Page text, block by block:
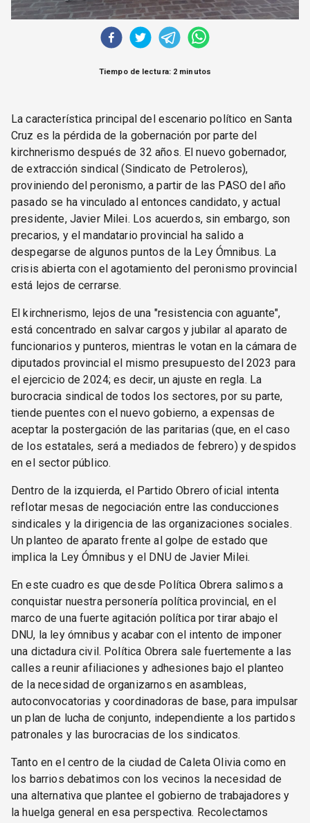
Política Obrera Revista
CONTACTO
Tiempo de lectura: 2 minutos
La característica principal del escenario político en Santa
Cruz es la pérdida de la gobernación por parte del
kirchnerismo después de 32 años. El nuevo gobernador,
de extracción sindical (Sindicato de Petroleros),
proviniendo del peronismo, a partir de las PASO del año
pasado se ha vinculado al entonces candidato, y actual
presidente, Javier Milei. Los acuerdos, sin embargo, son
precarios, y el mandatario provincial ha salido a
despegarse de algunos puntos de la Ley Ómnibus. La
crisis abierta con el agotamiento del peronismo provincial
está lejos de cerrarse.
El kirchnerismo, lejos de una "resistencia con aguante",
está concentrado en salvar cargos y jubilar al aparato de
funcionarios y punteros, mientras le votan en la cámara de
diputados provincial el mismo presupuesto del 2023 para
el ejercicio de 2024; es decir, un ajuste en regla. La
burocracia sindical de todos los sectores, por su parte,
tiende puentes con el nuevo gobierno, a expensas de
aceptar la postergación de las paritarias (que, en el caso
de los estatales, será a mediados de febrero) y despidos
en el sector público.
Dentro de la izquierda, el Partido Obrero oficial intenta
reflotar mesas de negociación entre las conducciones
sindicales y la dirigencia de las organizaciones sociales.
Un planteo de aparato frente al golpe de estado que
implica la Ley Ómnibus y el DNU de Javier Milei.
En este cuadro es que desde Política Obrera salimos a
conquistar nuestra personería política provincial, en el
marco de una fuerte agitación política por tirar abajo el
DNU, la ley ómnibus y acabar con el intento de imponer
una dictadura civil. Política Obrera sale fuertemente a las
calles a reunir afiliaciones y adhesiones bajo el planteo
de la necesidad de organizarnos en asambleas,
autoconvocatorias y coordinadoras de base, para impulsar
un plan de lucha de conjunto, independiente a los partidos
patronales y las burocracias de los sindicatos.
Tanto en el centro de la ciudad de Caleta Olivia como en
los barrios debatimos con los vecinos la necesidad de
una alternativa que plantee el gobierno de trabajadores y
la huelga general en esa perspectiva. Recolectamos